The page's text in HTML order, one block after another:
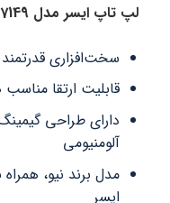
لپ تاپ ایسر مدل Acer Nitro 5 AN515-55-7149:
سخت‌افزاری
قابلیت ارتقا مناسب
دارای طراحی
آلومنیومی
مدل برند نیو،
ایسر